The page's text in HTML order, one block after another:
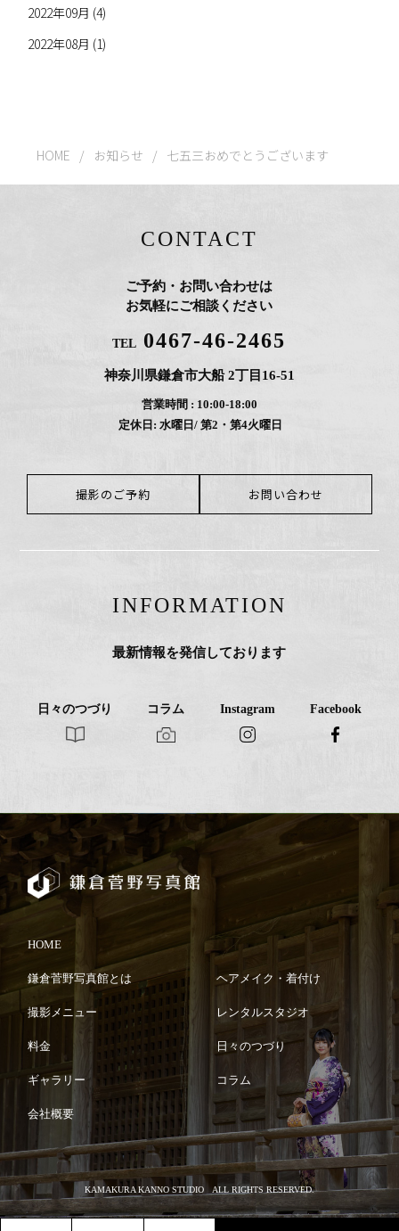
2022年09月 (4)
2022年08月 (1)
HOME / お知らせ / 七五三おめでとうございます
CONTACT
ご予約・お問い合わせは
お気軽にご相談ください
TEL 0467-46-2465
神奈川県鎌倉市大船 2丁目16-51
営業時間 : 10:00-18:00
定休日: 水曜日/ 第2・第4火曜日
撮影のご予約 お問い合わせ
INFORMATION
最新情報を発信しております
日々のつづり コラム Instagram Facebook
HOME
鎌倉菅野写真館とは
撮影メニュー
料金
ギャラリー
会社概要
ヘアメイク・着付け
レンタルスタジオ
日々のつづり
コラム
KAMAKURA KANNO STUDIO ALL RIGHTS RESERVED.